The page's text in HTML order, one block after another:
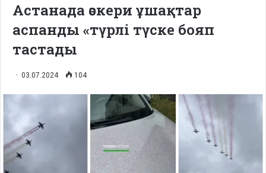
Астанада әскери ұшақтар
аспанды «түрлі түске бояп
тастады
03.07.2024 104